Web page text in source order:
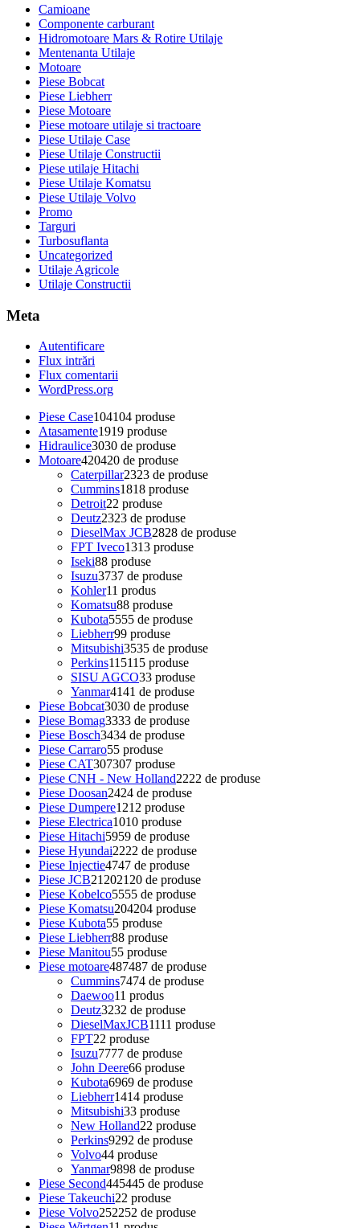
Camioane
Componente carburant
Hidromotoare Mars & Rotire Utilaje
Mentenanta Utilaje
Motoare
Piese Bobcat
Piese Liebherr
Piese Motoare
Piese motoare utilaje si tractoare
Piese Utilaje Case
Piese Utilaje Constructii
Piese utilaje Hitachi
Piese Utilaje Komatsu
Piese Utilaje Volvo
Promo
Targuri
Turbosuflanta
Uncategorized
Utilaje Agricole
Utilaje Constructii
Meta
Autentificare
Flux intrări
Flux comentarii
WordPress.org
Piese Case104104 produse
Atasamente1919 produse
Hidraulice3030 de produse
Motoare420420 de produse
Caterpillar2323 de produse
Cummins1818 produse
Detroit22 produse
Deutz2323 de produse
DieselMax JCB2828 de produse
FPT Iveco1313 produse
Iseki88 produse
Isuzu3737 de produse
Kohler11 produs
Komatsu88 produse
Kubota5555 de produse
Liebherr99 produse
Mitsubishi3535 de produse
Perkins115115 produse
SISU AGCO33 produse
Yanmar4141 de produse
Piese Bobcat3030 de produse
Piese Bomag3333 de produse
Piese Bosch3434 de produse
Piese Carraro55 produse
Piese CAT307307 produse
Piese CNH - New Holland2222 de produse
Piese Doosan2424 de produse
Piese Dumpere1212 produse
Piese Electrica1010 produse
Piese Hitachi5959 de produse
Piese Hyundai2222 de produse
Piese Injectie4747 de produse
Piese JCB21202120 de produse
Piese Kobelco5555 de produse
Piese Komatsu204204 produse
Piese Kubota55 produse
Piese Liebherr88 produse
Piese Manitou55 produse
Piese motoare487487 de produse
Cummins7474 de produse
Daewoo11 produs
Deutz3232 de produse
DieselMaxJCB1111 produse
FPT22 produse
Isuzu7777 de produse
John Deere66 produse
Kubota6969 de produse
Liebherr1414 produse
Mitsubishi33 produse
New Holland22 produse
Perkins9292 de produse
Volvo44 produse
Yanmar9898 de produse
Piese Second445445 de produse
Piese Takeuchi22 produse
Piese Volvo252252 de produse